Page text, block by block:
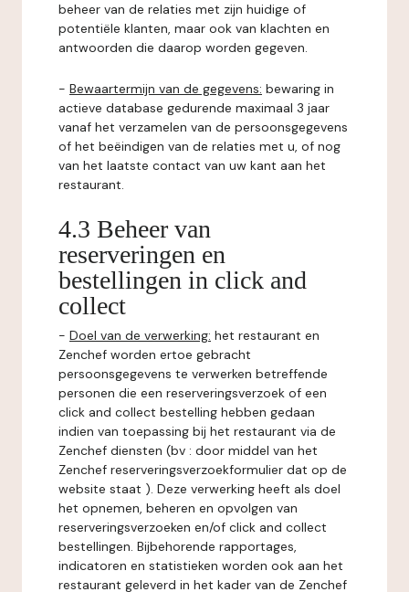
beheer van de relaties met zijn huidige of
potentiële klanten, maar ook van klachten en
antwoorden die daarop worden gegeven.
- Bewaartermijn van de gegevens: bewaring in
actieve database gedurende maximaal 3 jaar
vanaf het verzamelen van de persoonsgegevens
of het beëindigen van de relaties met u, of nog
van het laatste contact van uw kant aan het
restaurant.
4.3 Beheer van
reserveringen en
bestellingen in click and
collect
- Doel van de verwerking: het restaurant en
Zenchef worden ertoe gebracht
persoonsgegevens te verwerken betreffende
personen die een reserveringsverzoek of een
click and collect bestelling hebben gedaan
indien van toepassing bij het restaurant via de
Zenchef diensten (bv : door middel van het
Zenchef reserveringsverzoekformulier dat op de
website staat ). Deze verwerking heeft als doel
het opnemen, beheren en opvolgen van
reserveringsverzoeken en/of click and collect
bestellingen. Bijbehorende rapportages,
indicatoren en statistieken worden ook aan het
restaurant geleverd in het kader van de Zenchef